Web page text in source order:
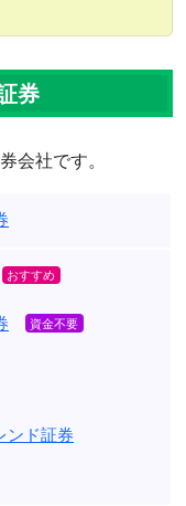
券
会社です。
ンド証券